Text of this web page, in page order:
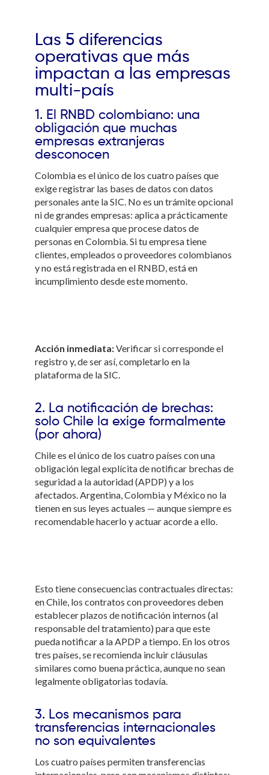
Las 5 diferencias
operativas que más
impactan a las empresas
multi-país
1. El RNBD colombiano: una
obligación que muchas
empresas extranjeras
desconocen
Colombia es el único de los cuatro países que
exige registrar las bases de datos con datos
personales ante la SIC. No es un trámite opcional
ni de grandes empresas: aplica a prácticamente
cualquier empresa que procese datos de
personas en Colombia. Si tu empresa tiene
clientes, empleados o proveedores colombianos
y no está registrada en el RNBD, está en
incumplimiento desde este momento.
Acción inmediata:Verificar si corresponde el
registro y, de ser así, completarlo en la
plataforma de la SIC.
2. La notificación de brechas:
solo Chile la exige formalmente
(por ahora)
Chile es el único de los cuatro países con una
obligación legal explícita de notificar brechas de
seguridad a la autoridad (APDP) y a los
afectados. Argentina, Colombia y México no la
tienen en sus leyes actuales — aunque siempre es
recomendable hacerlo y actuar acorde a ello.
Esto tiene consecuencias contractuales directas:
en Chile, los contratos con proveedores deben
establecer plazos de notificación internos (al
responsable del tratamiento) para que este
pueda notificar a la APDP a tiempo. En los otros
tres países, se recomienda incluir cláusulas
similares como buena práctica, aunque no sean
legalmente obligatorias todavía.
3. Los mecanismos para
transferencias internacionales
no son equivalentes
Los cuatro países permiten transferencias